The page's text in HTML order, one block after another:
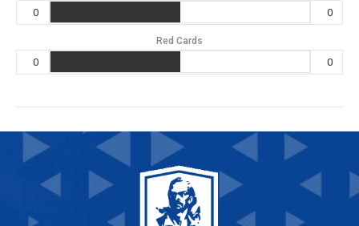
0 0
Red Cards
0 0